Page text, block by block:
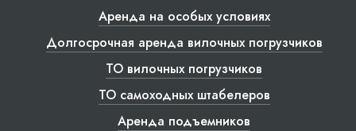
Аренда на особых условиях
Долгосрочная аренда вилочных погрузчиков
ТО вилочных погрузчиков
ТО самоходных штабелеров
Аренда подъемников